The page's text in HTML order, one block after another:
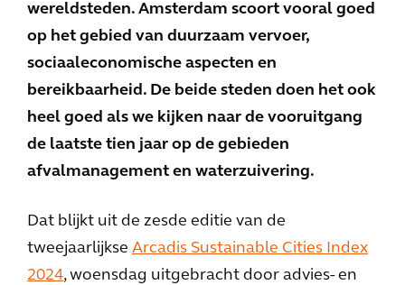
wereldsteden. Amsterdam scoort vooral goed
op het gebied van duurzaam vervoer,
sociaaleconomische aspecten en
bereikbaarheid. De beide steden doen het ook
heel goed als we kijken naar de vooruitgang
de laatste tien jaar op de gebieden
afvalmanagement en waterzuivering.
Dat blijkt uit de zesde editie van de
tweejaarlijkse Arcadis Sustainable Cities Index
2024, woensdag uitgebracht door advies- en